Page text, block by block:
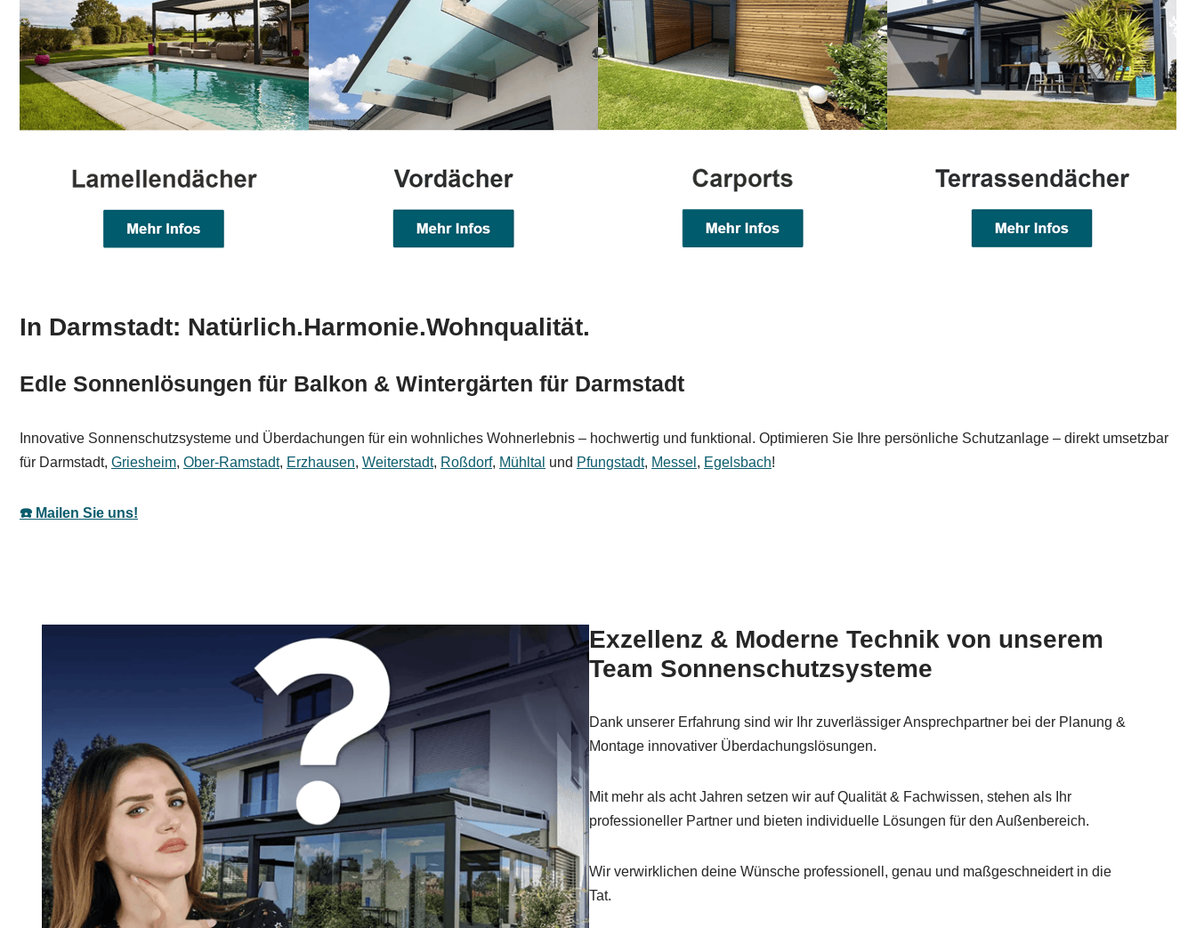
In Darmstadt: Natürlich.Harmonie.Wohnqualität.
Edle Sonnenlösungen für Balkon & Wintergärten für Darmstadt
Innovative Sonnenschutzsysteme und Überdachungen für ein wohnliches Wohnerlebnis – hochwertig und funktional. Optimieren Sie Ihre persönliche Schutzanlage – direkt umsetzbar
für Darmstadt, Griesheim, Ober-Ramstadt, Erzhausen, Weiterstadt, Roßdorf, Mühltal und Pfungstadt, Messel , Egelsbach!
☎️ Mailen Sie uns!
Exzellenz & Moderne Technik von unserem
Team Sonnenschutzsysteme
Dank unserer Erfahrung sind wir Ihr zuverlässiger Ansprechpartner bei der Planung &
Montage innovativer Überdachungslösungen.
Mit mehr als acht Jahren setzen wir auf Qualität & Fachwissen, stehen als Ihr
professioneller Partner und bieten individuelle Lösungen für den Außenbereich.
Wir verwirklichen deine Wünsche professionell, genau und maßgeschneidert in die
Tat.